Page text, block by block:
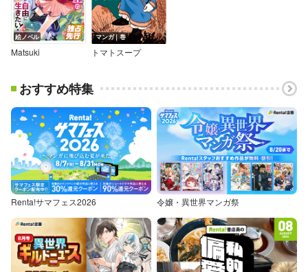
絵ノベル
Matsuki
マンガ｜巻
トマトスープ
おすすめ特集
Renta!サマフェス2026 令嬢・異世界マンガ祭